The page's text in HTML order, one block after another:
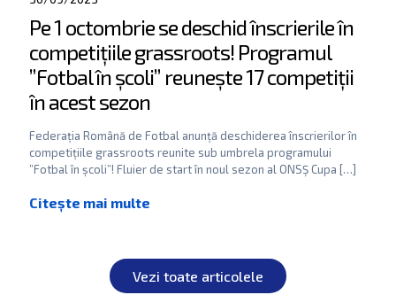
Pe 1 octombrie se deschid înscrierile în
competițiile grassroots! Programul
”Fotbal în școli” reunește 17 competiții
în acest sezon
Federația Română de Fotbal anunță deschiderea înscrierilor în
competițiile grassroots reunite sub umbrela programului
”Fotbal în școli”! Fluier de start în noul sezon al ONSȘ Cupa […]
Vezi toate articolele